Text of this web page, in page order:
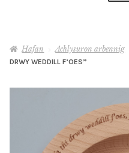
Hafan Achlysuron arbennig
DRWY WEDDILL F’OES”